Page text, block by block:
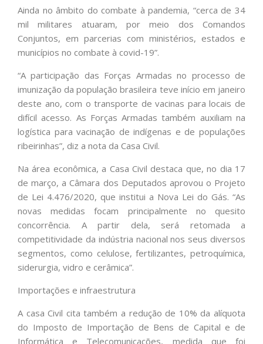
Ainda no âmbito do combate à pandemia, “cerca de 34
mil militares atuaram, por meio dos Comandos
Conjuntos, em parcerias com ministérios, estados e
municípios no combate à covid-19”.
“A participação das Forças Armadas no processo de
imunização da população brasileira teve início em janeiro
deste ano, com o transporte de vacinas para locais de
difícil acesso. As Forças Armadas também auxiliam na
logística para vacinação de indígenas e de populações
ribeirinhas”, diz a nota da Casa Civil.
Na área econômica, a Casa Civil destaca que, no dia 17
de março, a Câmara dos Deputados aprovou o Projeto
de Lei 4.476/2020, que institui a Nova Lei do Gás. “As
novas medidas focam principalmente no quesito
concorrência. A partir dela, será retomada a
competitividade da indústria nacional nos seus diversos
segmentos, como celulose, fertilizantes, petroquímica,
siderurgia, vidro e cerâmica”.
Importações e infraestrutura
A casa Civil cita também a redução de 10% da alíquota
do Imposto de Importação de Bens de Capital e de
Informática e Telecomunicações, medida que foi